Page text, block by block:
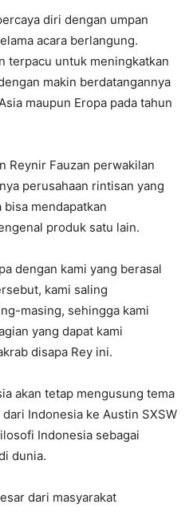
diri dengan umpan
acara berlangung.
terpacu untuk meningkatkan
makin berdatangannya
maupun Eropa pada tahun
Reynir Fauzan perwakilan
perusahaan rintisan yang
mendapatkan
produk satu lain.
dengan kami yang berasal
kami saling
masing, sehingga kami
yang dapat kami
disapa Rey ini.
akan tetap mengusung tema
Indonesia ke Austin SXSW
Indonesia sebagai
dunia.
dari masyarakat